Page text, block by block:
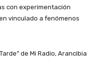
con experimentación
vinculado a fenómenos
de Mi Radio, Arancibia